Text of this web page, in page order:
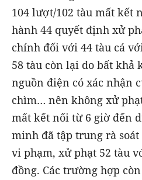
104 lượt/102 tàu mất kết
hành 44 quyết định xử
chính đối với 44 tàu cá
58 tàu còn lại do bất
nguồn điện có xác nhận
chìm… nên không xử
mất kết nối từ 6 giờ đến
minh đã tập trung rà soát
vi phạm, xử phạt 52 tàu
đồng. Các trường hợp